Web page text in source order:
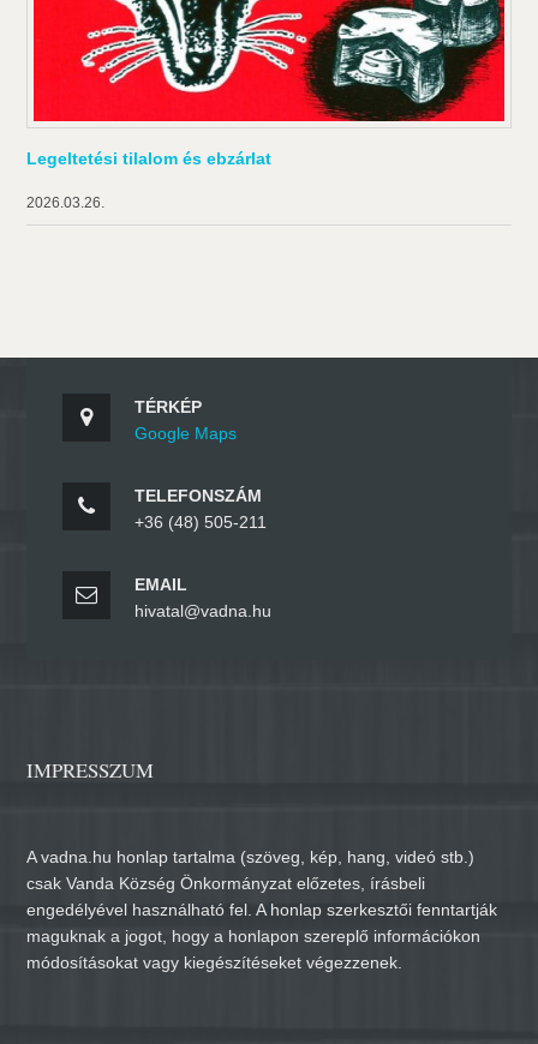
Legeltetési tilalom és ebzárlat
2026.03.26.
TÉRKÉP
Google Maps
TELEFONSZÁM
+36 (48) 505-211
EMAIL
hivatal@vadna.hu
IMPRESSZUM
A vadna.hu honlap tartalma (szöveg, kép, hang, videó stb.)
csak Vanda Község Önkormányzat előzetes, írásbeli
engedélyével használható fel. A honlap szerkesztői fenntartják
maguknak a jogot, hogy a honlapon szereplő információkon
módosításokat vagy kiegészítéseket végezzenek.